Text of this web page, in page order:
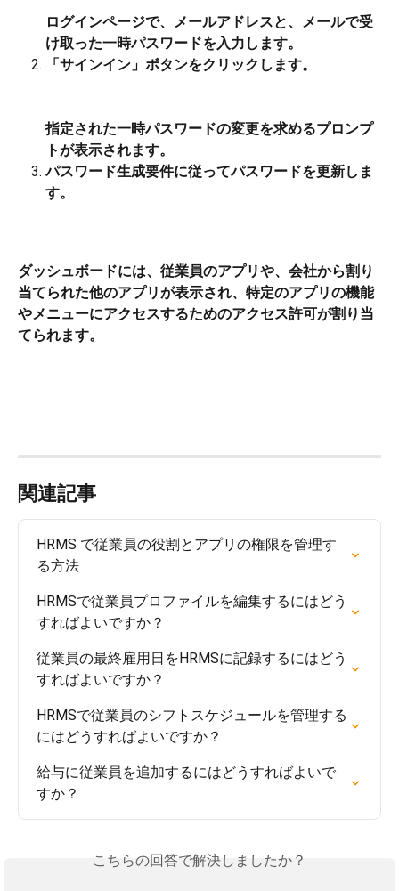
ログインページで、メールアドレスと、メールで受
け取った一時パスワードを入力します。
「サインイン」ボタンをクリックします。
指定された一時パスワードの変更を求めるプロンプ
トが表示されます。
パスワード生成要件に従ってパスワードを更新しま
す。
ダッシュボードには、従業員のアプリや、会社から割り
当てられた他のアプリが表示され、特定のアプリの機能
やメニューにアクセスするためのアクセス許可が割り当
てられます。
関連記事
HRMS で従業員の役割とアプリの権限を管理す
る方法
HRMSで従業員プロファイルを編集するにはどう
すればよいですか？
従業員の最終雇用日をHRMSに記録するにはどう
すればよいですか？
HRMSで従業員のシフトスケジュールを管理する
にはどうすればよいですか？
給与に従業員を追加するにはどうすればよいで
すか？
こちらの回答で解決しましたか？